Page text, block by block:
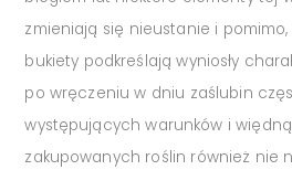
zmieniają się nieustanie i
bukiety podkreślają wyniosły
po wręczeniu w dniu zaślubin
występujących warunków i
zakupowanych roślin również nie